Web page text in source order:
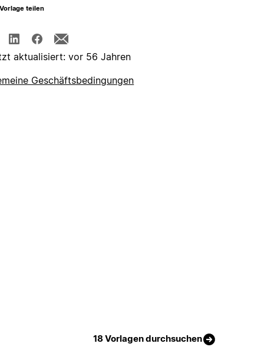
teilen
aktualisiert: vor 56 Jahren
Geschäftsbedingungen
18 Vorlagen durchsuchen